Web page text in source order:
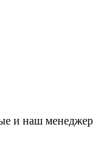
и наш